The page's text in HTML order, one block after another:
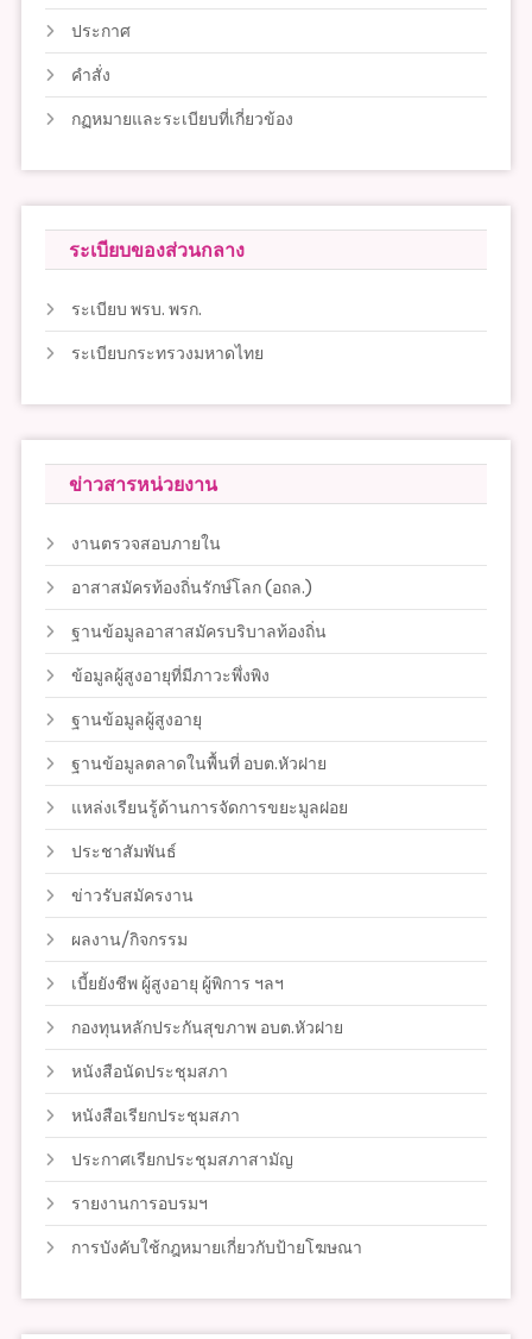
ประกาศ
คำสั่ง
กฏหมายและระเบียบที่เกี่ยวข้อง
ระเบียบของส่วนกลาง
ระเบียบ พรบ. พรก.
ระเบียบกระทรวงมหาดไทย
ข่าวสารหน่วยงาน
งานตรวจสอบภายใน
อาสาสมัครท้องถิ่นรักษ์โลก (อถล.)
ฐานข้อมูลอาสาสมัครบริบาลท้องถิ่น
ข้อมูลผู้สูงอายุที่มีภาวะพึ่งพิง
ฐานข้อมูลผู้สูงอายุ
ฐานข้อมูลตลาดในพื้นที่ อบต.หัวฝาย
แหล่งเรียนรู้ด้านการจัดการขยะมูลฝอย
ประชาสัมพันธ์
ข่าวรับสมัครงาน
ผลงาน/กิจกรรม
เบี้ยยังชีพ ผู้สูงอายุ ผู้พิการ ฯลฯ
กองทุนหลักประกันสุขภาพ อบต.หัวฝาย
หนังสือนัดประชุมสภา
หนังสือเรียกประชุมสภา
ประกาศเรียกประชุมสภาสามัญ
รายงานการอบรมฯ
การบังคับใช้กฎหมายเกี่ยวกับป้ายโฆษณา